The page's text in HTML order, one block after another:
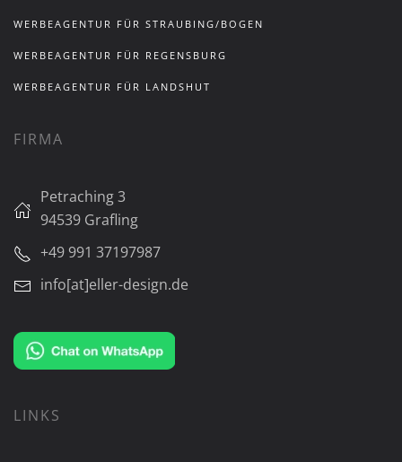
WERBEAGENTUR FÜR STRAUBING/BOGEN
WERBEAGENTUR FÜR REGENSBURG
WERBEAGENTUR FÜR LANDSHUT
FIRMA
Petraching 3
94539 Grafling
+49 991 37197987
info[at]eller-design.de
LINKS